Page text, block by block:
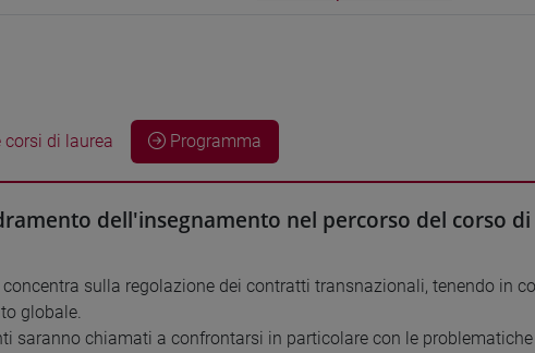
corsi di laurea Programma
dell'insegnamento nel percorso del corso
concentra sulla regolazione dei contratti transnazionali, tenendo in
globale.
saranno chiamati a confrontarsi in particolare con le